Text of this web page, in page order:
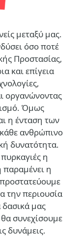
μεταξύ μας.
όσο ποτέ
Προστασίας,
και επίγεια
οργανώνοντας
Όμως
η ένταση των
ανθρώπινο
δυνατότητα.
η
η
την περιουσία
μας
συνεχίσουμε
δυνάμεις.